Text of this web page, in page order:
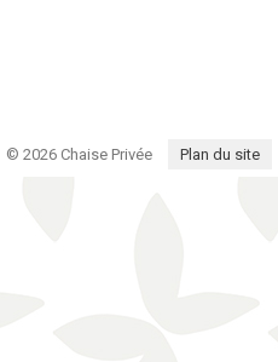
© 2026 Chaise Privée Plan du site